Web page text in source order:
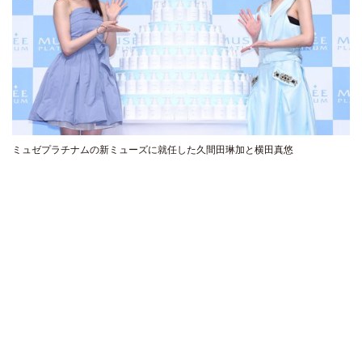
ミュゼプラチナムの新ミューズに就任した久間田琳加と横田真悠